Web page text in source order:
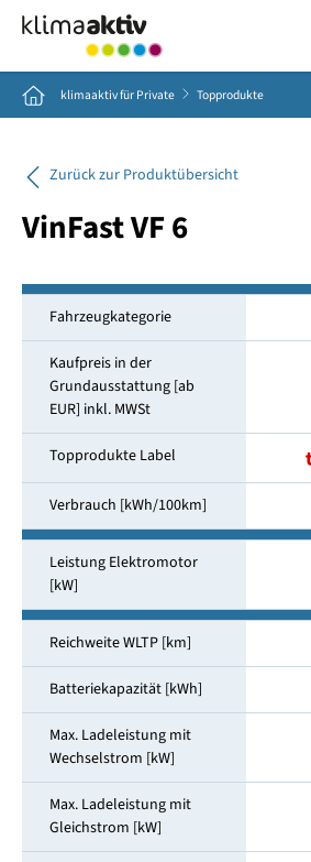
Home klimaaktiv für Private Topprodukte
Zurück zur Produktübersicht
VinFast VF 6
Fahrzeugkategorie
Kaufpreis in der
Grundausstattung [ab
EUR] inkl. MWSt
Topprodukte Label
Verbrauch [kWh/100km]
Leistung Elektromotor
[kW]
Reichweite WLTP [km]
Batteriekapazität [kWh]
Max. Ladeleistung mit
Wechselstrom [kW]
Max. Ladeleistung mit
Gleichstrom [kW]